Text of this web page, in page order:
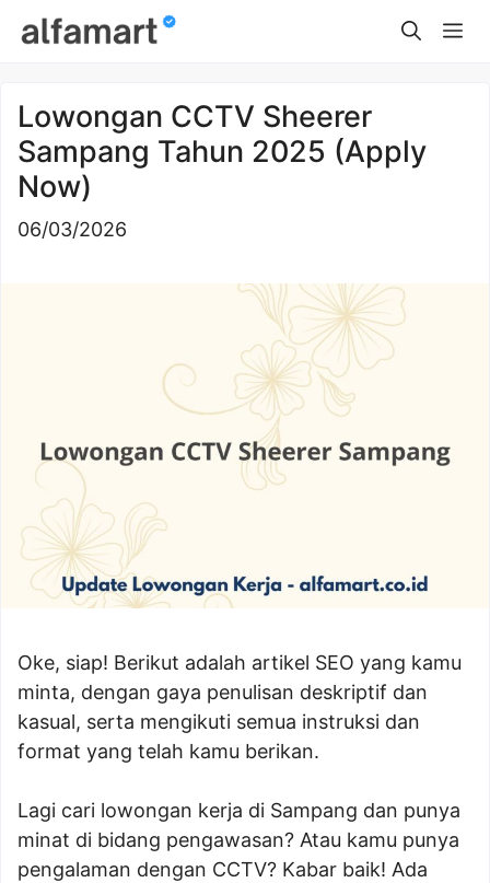
Lowongan CCTV Sheerer
Sampang Tahun 2025 (Apply
Now)
06/03/2026
Oke, siap! Berikut adalah artikel SEO yang kamu
minta, dengan gaya penulisan deskriptif dan
kasual, serta mengikuti semua instruksi dan
format yang telah kamu berikan.
Lagi cari lowongan kerja di Sampang dan punya
minat di bidang pengawasan? Atau kamu punya
pengalaman dengan CCTV? Kabar baik! Ada